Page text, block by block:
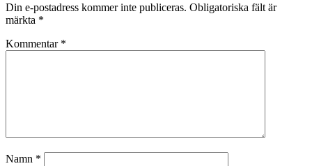
Din e-postadress kommer inte publiceras. Obligatoriska fält är
märkta *
Kommentar *
Namn *